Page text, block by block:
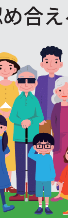
合え